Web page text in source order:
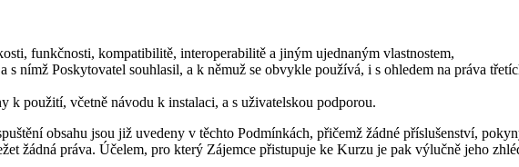
funkčnosti, kompatibilitě, interoperabilitě a jiným ujednaným vlastnostem,
nímž Poskytovatel souhlasil, a k němuž se obvykle používá, i s ohledem na práva
k použití, včetně návodu k instalaci, a s uživatelskou podporou.
obsahu jsou již uvedeny v těchto Podmínkách, přičemž žádné příslušenství,
žádná práva. Účelem, pro který Zájemce přistupuje ke Kurzu je pak výlučně jeho